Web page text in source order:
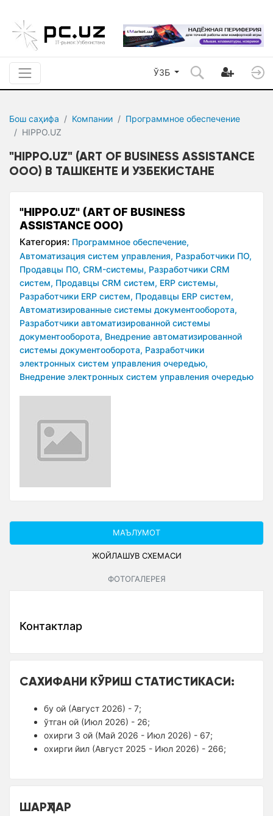
ЎЗБ
Бош саҳифа Компании
Программное обеспечение
HIPPO.UZ
"HIPPO.UZ" (ART OF BUSINESS ASSISTANCE
ООО) В ТАШКЕНТЕ И УЗБЕКИСТАНЕ
"HIPPO.UZ" (ART OF BUSINESS
ASSISTANCE ООО)
Категория: Программное обеспечение,
Автоматизация систем управления, Разработчики ПО,
Продавцы ПО, CRM-системы, Разработчики CRM
систем, Продавцы CRM систем, ERP системы,
Разработчики ERP систем, Продавцы ERP систем,
Автоматизированные системы документооборота,
Разработчики автоматизированной системы
документооборота, Внедрение автоматизированной
системы документооборота, Разработчики
электронных систем управления очередью,
Внедрение электронных систем управления очередью
МАЪЛУМОТ
ЖОЙЛАШУВ СXЕМАСИ
ФОТОГАЛЕРЕЯ
Контактлар
САХИФАНИ КЎРИШ СТАТИСТИКАСИ:
бу ой (Август 2026) - 7;
ўтган ой (Июл 2026) - 26;
оxирги 3 ой (Май 2026 - Июл 2026) - 67;
оxирги йил (Август 2025 - Июл 2026) - 266;
ШАРҲЛАР